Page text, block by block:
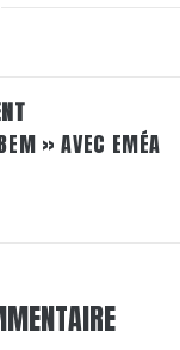
» AVEC EMÉA